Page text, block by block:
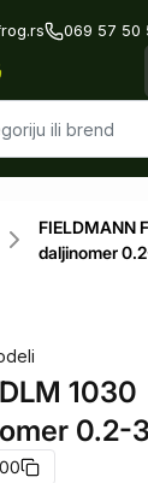
069 57 50
FIELDMANN
daljinomer
1030
0.2-